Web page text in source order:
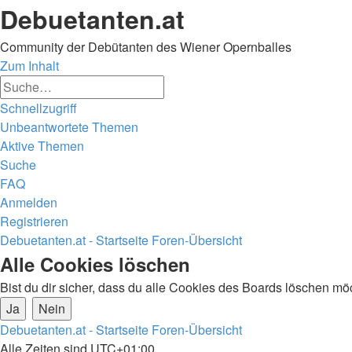
Debuetanten.at
Community der Debütanten des Wiener Opernballes
Zum Inhalt
Schnellzugriff
Unbeantwortete Themen
Aktive Themen
Suche
FAQ
Anmelden
Registrieren
Debuetanten.at - Startseite Foren-Übersicht
Suche
Alle Cookies löschen
Bist du dir sicher, dass du alle Cookies des Boards löschen
Debuetanten.at - Startseite Foren-Übersicht